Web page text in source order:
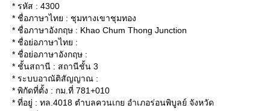
* รหัส : 4300
* ชื่อภาษาไทย : ชุมทางเขาชุมทอง
* ชื่อภาษาอังกฤษ : Khao Chum Thong Junction
* ชื่อย่อภาษาไทย :
* ชื่อย่อภาษาอังกฤษ :
* ชั้นสถานี : สถานีชั้น 3
* ระบบอาณัติสัญญาณ :
* พิกัดที่ตั้ง : กม.ที่ 781+010
* ที่อยู่ : ทล.4018 ตำบลควนเกย อำเภอร่อนพิบูลย์ จังหวัด